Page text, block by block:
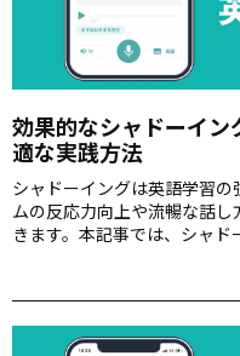
効果的なシャドーイ
適な実践方法
シャドーイングは英語学習
ムの反応力向上や流暢な話
きます。本記事では、シャ
「booco」を使用した効果
キルを次のレベルに引き上
ださい。